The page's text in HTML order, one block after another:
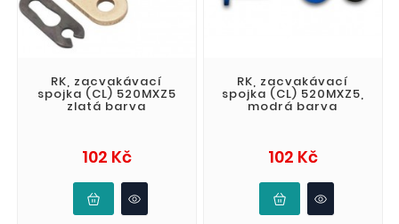
RK, zacvakávací
spojka (CL) 520MXZ5
zlatá barva
102 KčCena
RK, zacvakávací
spojka (CL) 520MXZ5,
modrá barva
102 KčCena